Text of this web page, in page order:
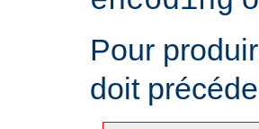
Pour
doit